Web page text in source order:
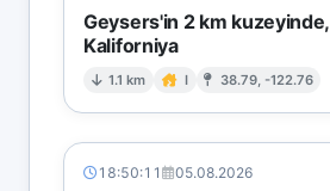
Geysers'in 2 km kuzeyinde,
Kaliforniya
1.1 km I 38.79, -122.76
18:50:11 05.08.2026